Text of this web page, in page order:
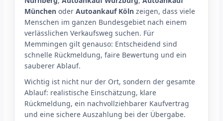
München oder Autoankauf Köln zeigen, dass viele
Menschen im ganzen Bundesgebiet nach einem
verlässlichen Verkaufsweg suchen. Für
Memmingen gilt genauso: Entscheidend sind
schnelle Rückmeldung, faire Bewertung und ein
sauberer Ablauf.
Wichtig ist nicht nur der Ort, sondern der gesamte
Ablauf: realistische Einschätzung, klare
Rückmeldung, ein nachvollziehbarer Kaufvertrag
und eine sichere Auszahlung bei der Übergabe.